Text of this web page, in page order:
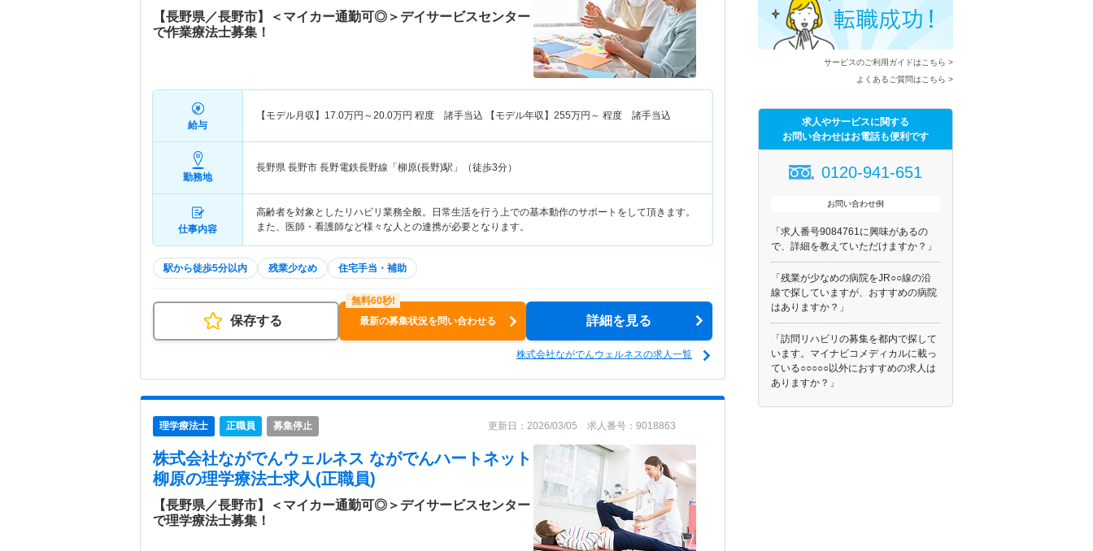
【長野県／長野市】＜マイカー通勤可◎＞デイサービスセンター
で作業療法士募集！
給与
【モデル月収】 17.0万円～20.0万円 程度 諸手当込 【モデル年収】 255万円～ 程度 諸手当込
勤務地
長野県 長野市 長野電鉄長野線「柳原(長野)駅」（徒歩3分）
仕事内容
高齢者を対象としたリハビリ業務全般。日常生活を行う上での基本動作のサポートをして頂きます。
また、医師・看護師など様々な人との連携が必要となります。
駅から徒歩5分以内 残業少なめ 住宅手当・補助
保存する 最新の募集状況を問い合わせる 詳細を見る
株式会社ながでんウェルネスの求人一覧
理学療法士 正職員 募集停止 更新日：2026/03/05 求人番号：9018863
株式会社ながでんウェルネス ながでんハートネット
柳原の理学療法士求人(正職員)
【長野県／長野市】＜マイカー通勤可◎＞デイサービスセンター
で理学療法士募集！
サービスのご利用ガイドはこちら >
よくあるご質問はこちら >
求人やサービスに関する
お問い合わせはお電話も便利です
0120-941-651
お問い合わせ例
「求人番号9084761に興味があるの
で、詳細を教えていただけますか？」
「残業が少なめの病院をJR○○線の沿
線で探していますが、おすすめの病院
はありますか？」
「訪問リハビリの募集を都内で探して
います。マイナビコメディカルに載っ
ている○○○○○以外におすすめの求人は
ありますか？」